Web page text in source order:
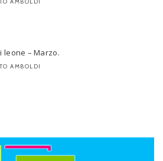
AMBOLDI
leone – Marzo.
AMBOLDI